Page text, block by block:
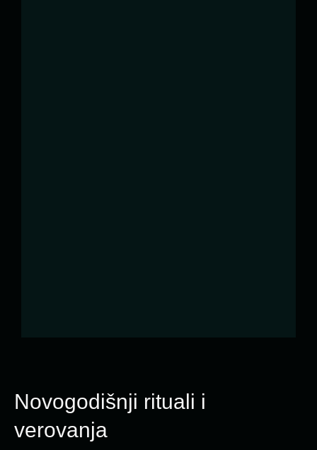
Novogodišnji rituali i
verovanja